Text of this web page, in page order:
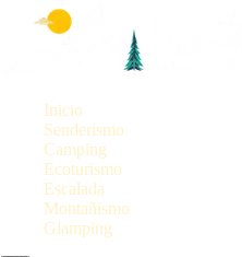
Inicio
Senderismo
Camping
Ecoturismo
Escalada
Montañismo
Glamping